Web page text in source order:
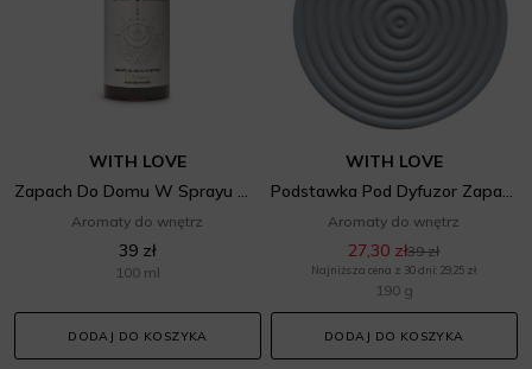
WITH LOVE
Zapach Do Domu W Sprayu Ochrona Energia Wody
Aromaty do wnętrz
39 zł
100 ml
DODAJ DO KOSZYKA
WITH LOVE
Podstawka Pod Dyfuzor Zapachowy
Aromaty do wnętrz
27,30 zł39 zł
Najniższa cena z 30 dni: 29,25 zł
190 g
DODAJ DO KOSZYKA